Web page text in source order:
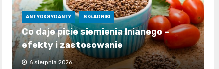
ANTYOKSYDANTY SKŁADNIKI
Co daje picie siemienia lnianego –
efekty i zastosowanie
6 sierpnia 2026